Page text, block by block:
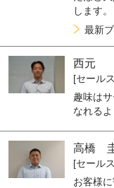
します。
最新
西元
[セール
趣味は
なれるよ
高橋
[セール
お客様